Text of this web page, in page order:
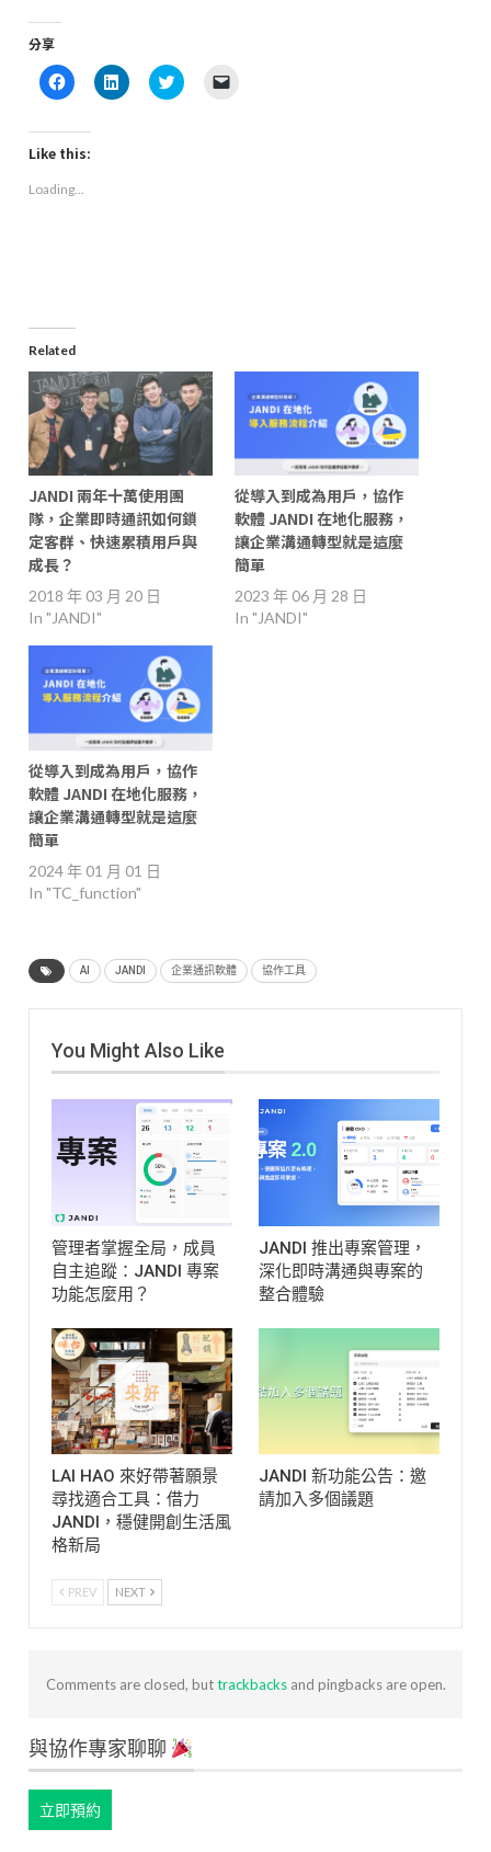
分享
Click
to
Facebook
(Opens
in
window)
Click
to
Click
to
Like this:
Loading...
Related
JANDI 兩年十萬使用團
隊，企業即時通訊如何鎖
定客群、快速累積用戶與
成長？
2018 年 03 月 20 日
In "JANDI"
從導入到成為用戶，協作
軟體 JANDI 在地化服務，
讓企業溝通轉型就是這麼
簡單
2023 年 06 月 28 日
In "JANDI"
從導入到成為用戶，協作
軟體 JANDI 在地化服務，
讓企業溝通轉型就是這麼
簡單
2024 年 01 月 01 日
In "TC_function"
AI JANDI 企業通訊軟體 協作工具
You Might Also Like
管理者掌握全局，成員
自主追蹤：JANDI 專案
功能怎麼用？
JANDI 推出專案管理，
深化即時溝通與專案的
整合體驗
LAI HAO 來好帶著願景
尋找適合工具：借力
JANDI，穩健開創生活風
格新局
JANDI 新功能公告：邀
請加入多個議題
PREV NEXT
Comments are closed, buttrackbacksand pingbacks are open.
與協作專家聊聊
立即預約